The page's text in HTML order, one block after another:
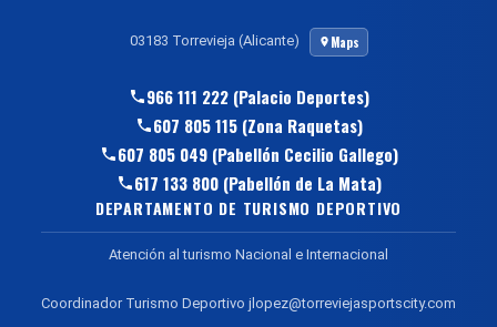
03183 Torrevieja (Alicante) Maps
966 111 222 (Palacio Deportes)
607 805 115 (Zona Raquetas)
607 805 049 (Pabellón Cecilio Gallego)
617 133 800 (Pabellón de La Mata)
DEPARTAMENTO DE TURISMO DEPORTIVO
Atención al turismo Nacional e Internacional
Coordinador Turismo Deportivo jlopez@torreviejasportscity.com